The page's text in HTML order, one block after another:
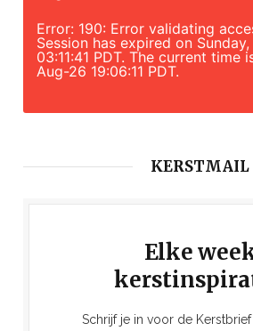
Error: 190: Error validating
Session has expired on
03:11:41 PDT. The current time
Aug-26 19:06:11 PDT.
KERSTMAIL
Elke
Schrijf je in voor de